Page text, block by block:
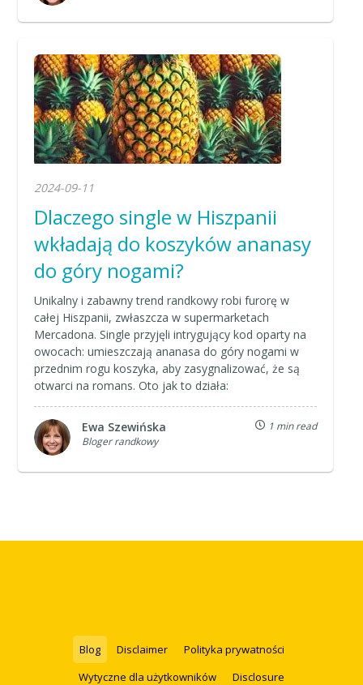
2024-09-11
Dlaczego single w Hiszpanii
wkładają do koszyków ananasy
do góry nogami?
Unikalny i zabawny trend randkowy robi furorę w
całej Hiszpanii, zwłaszcza w supermarketach
Mercadona. Single przyjęli intrygujący kod oparty na
owocach: umieszczają ananasa do góry nogami w
przednim rogu koszyka, aby zasygnalizować, że są
otwarci na romans. Oto jak to działa:
Ewa Szewińska
Bloger randkowy
1 min read
Blog Disclaimer
Polityka prywatności
Wytyczne dla użytkowników
Disclosure